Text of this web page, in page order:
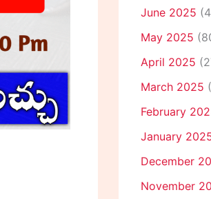
June 2025
May 2025
April 2025
March 2025
February
January
December
November